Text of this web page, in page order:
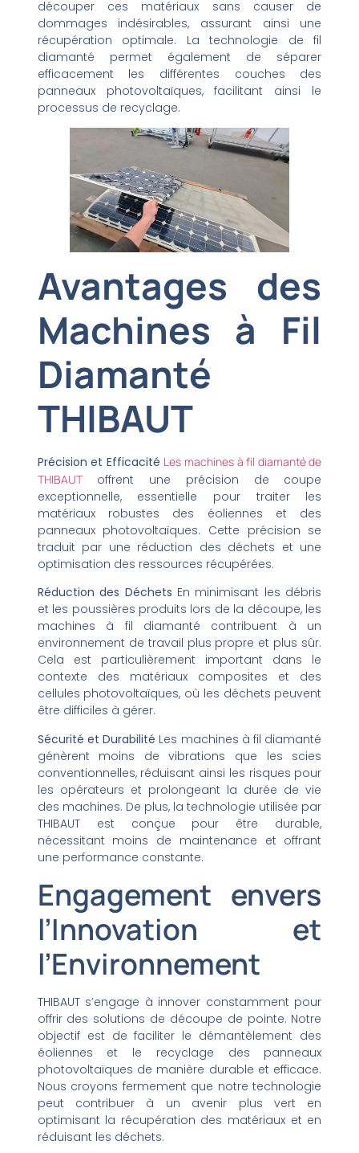
découper ces matériaux sans causer de
dommages indésirables, assurant ainsi une
récupération optimale. La technologie de fil
diamanté permet également de séparer
efficacement les différentes couches des
panneaux photovoltaïques, facilitant ainsi le
processus de recyclage.
Avantages des
Machines à Fil
Diamanté
THIBAUT
Précision et Efficacité Les machines à fil diamanté de
THIBAUToffrent une précision de coupe
exceptionnelle, essentielle pour traiter les
matériaux robustes des éoliennes et des
panneaux photovoltaïques. Cette précision se
traduit par une réduction des déchets et une
optimisation des ressources récupérées.
Réduction des Déchets En minimisant les débris
et les poussières produits lors de la découpe, les
machines à fil diamanté contribuent à un
environnement de travail plus propre et plus sûr.
Cela est particulièrement important dans le
contexte des matériaux composites et des
cellules photovoltaïques, où les déchets peuvent
être difficiles à gérer.
Sécurité et Durabilité Les machines à fil diamanté
génèrent moins de vibrations que les scies
conventionnelles, réduisant ainsi les risques pour
les opérateurs et prolongeant la durée de vie
des machines. De plus, la technologie utilisée par
THIBAUT est conçue pour être durable,
nécessitant moins de maintenance et offrant
une performance constante.
Engagement envers
l’Innovation et
l’Environnement
THIBAUT s’engage à innover constamment pour
offrir des solutions de découpe de pointe. Notre
objectif est de faciliter le démantèlement des
éoliennes et le recyclage des panneaux
photovoltaïques de manière durable et efficace.
Nous croyons fermement que notre technologie
peut contribuer à un avenir plus vert en
optimisant la récupération des matériaux et en
réduisant les déchets.